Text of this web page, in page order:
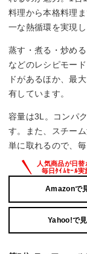
内鍋取り外し
–
お手入れモード
–
料理から本格料理
一な熱循環を実現
蒸す・煮る・炒め
などのレシピモー
ドがあるほか、最
有しています。
容量は3L。コンパ
す。また、スチー
単に取れるので、
Amazonで
Yahoo!で